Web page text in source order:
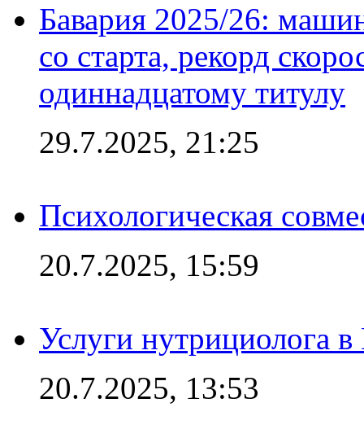
Бавария 2025/26:
со старта, рекорд
одиннадцатому титулу
29.7.2025, 21:25
Психологическая
20.7.2025, 15:59
Услуги нутрициолога
20.7.2025, 13:53